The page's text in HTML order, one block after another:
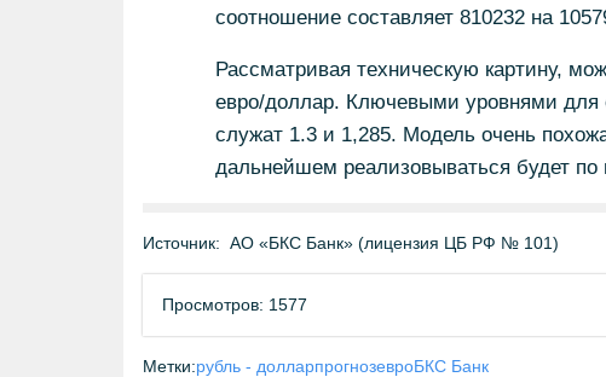
соотношение составляет 810232 на
Рассматривая техническую картину,
евро/доллар. Ключевыми уровнями для
служат 1.3 и 1,285. Модель очень
дальнейшем реализовываться будет по
Источник: АО «БКС Банк» (лицензия ЦБ РФ № 101)
Просмотров: 1577
Метки:рубль - долларпрогнозевроБКС Банк